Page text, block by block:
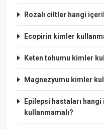
Rozalı ciltler hangi
Ecopirin kimler
Keten tohumu kimler
Magnezyumu kimler
Epilepsi hastaları hangi
kullanmamalı?